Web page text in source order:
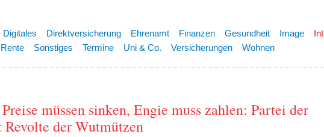
Digitales Direktversicherung Ehrenamt Finanzen Gesundheit Image
Rente Sonstiges Termine Uni & Co. Versicherungen Wohnen
müssen sinken, Engie muss zahlen: Partei der
der Wutmützen